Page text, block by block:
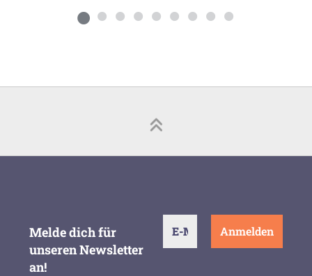
Melde dich für
unseren Newsletter
an!